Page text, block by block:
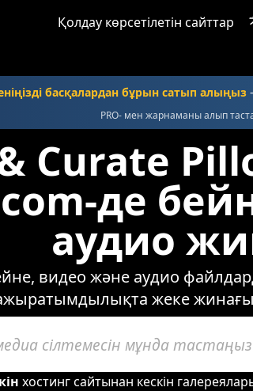
Қолдау көрсетілетін сайттар
басқалардан бұрын сатып алыңыз
PRO- мен жарнаманы алып
Curate
де
аудио
видео және аудио
жеке
хостинг сайтынан кескін